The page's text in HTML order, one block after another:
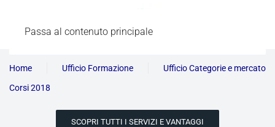
Passa al contenuto principale
Home Ufficio Formazione
Ufficio Categorie e mercato
Corsi 2018
SCOPRI TUTTI I SERVIZI E VANTAGGI